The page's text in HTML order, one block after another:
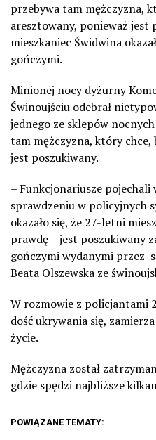
przebywa tam mężczyzna,
aresztowany, ponieważ jest
mieszkaniec Świdwina
gończymi.
Minionej nocy dyżurny
Świnoujściu odebrał
jednego ze sklepów
tam mężczyzna, który chce,
jest poszukiwany.
– Funkcjonariusze pojechali
sprawdzeniu w policyjnych
okazało się, że 27-letni
prawdę – jest poszukiwany
gończymi wydanymi przez
Beata Olszewska ze
W rozmowie z policjantami
dość ukrywania się,
życie.
Mężczyzna został
gdzie spędzi najbliższe
POWIĄZANE TEMATY: